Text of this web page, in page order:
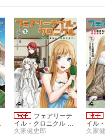
フェアリーテ
イル・クロニクル 〜
空気読まない異世界
久家健史郎
イル
空気
久家